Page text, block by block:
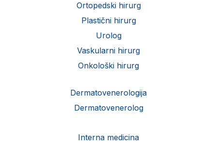
Ortopedski hirurg
Plastični hirurg
Urolog
Vaskularni hirurg
Onkološki hirurg
Dermatovenerologija
Dermatovenerolog
Interna medicina